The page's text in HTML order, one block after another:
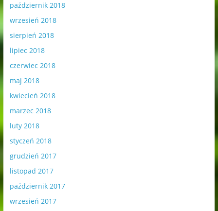
październik 2018
wrzesień 2018
sierpień 2018
lipiec 2018
czerwiec 2018
maj 2018
kwiecień 2018
marzec 2018
luty 2018
styczeń 2018
grudzień 2017
listopad 2017
październik 2017
wrzesień 2017